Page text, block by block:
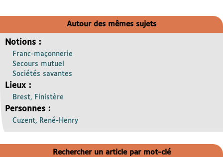
Autour des mêmes sujets
Notions :
Franc-maçonnerie
Secours mutuel
Sociétés savantes
Lieux :
Brest, Finistère
Personnes :
Cuzent, René-Henry
Rechercher un article par mot-clé